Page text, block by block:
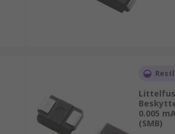
0.005
(SMB)